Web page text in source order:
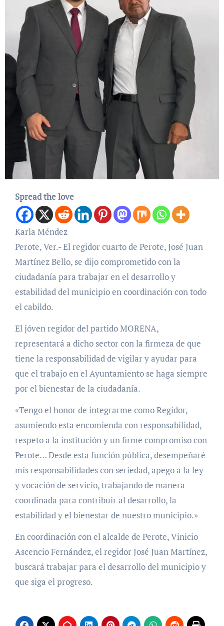
Spread the love
Karla Méndez
Perote, Ver.- El regidor cuarto de Perote, José Juan
Martínez Bello, se dijo comprometido con la
ciudadanía para trabajar en el desarrollo y
estabilidad del municipio en coordinación con todo
el cabildo.
El jóven regidor del partido MORENA,
representará a dicho sector con la firmeza de que
tiene la responsabilidad de vigilar y ayudar para
que el trabajo en el Ayuntamiento se haga siempre
por el bienestar de la ciudadanía.
«Tengo el honor de integrarme como Regidor,
asumiendo esta encomienda con responsabilidad,
respeto a la institución y un firme compromiso con
Perote… Desde esta función pública, desempeñaré
mis responsabilidades con seriedad, apego a la ley
y vocación de servicio, trabajando de manera
coordinada para contribuir al desarrollo, la
estabilidad y el bienestar de nuestro municipio.»
En coordinación con el alcalde de Perote, Vinicio
Ascencio Fernández, el regidor José Juan Martínez,
buscará trabajar para el desarrollo del municipio y
que siga el progreso.